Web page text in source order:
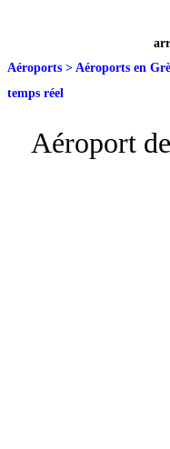
Aéroports > Aéroports en
temps réel
Aéroport